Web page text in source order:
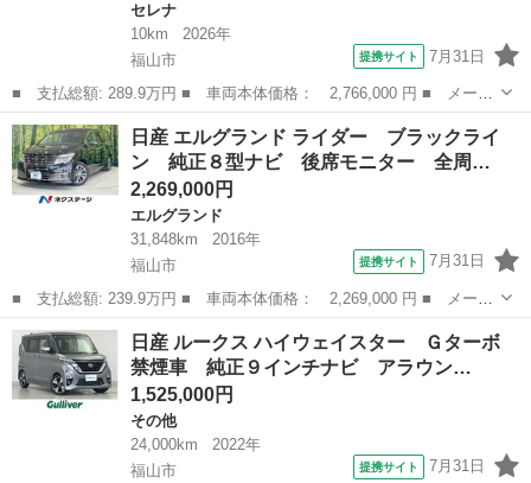
セレナ
10km
2026年
福山市
提携サイト 7月31日
■ 支払総額: 289.9万円 ■ 車両本体価格： 2,766,000 円 ■ メーカ
ー名： 日産 ■ 車種名： セレナ ■ グレード名： Ｘ 衝突軽
減 プロパイロット 禁煙車 コーナーセンサー スマートキー Ｌ
ＥＤヘッド...
広島 福山市 セレナ
日産 エルグランド ライダー ブラックライ
ン 純正８型ナビ 後席モニター 全周…
2,269,000円
エルグランド
31,848km
2016年
福山市
提携サイト 7月31日
■ 支払総額: 239.9万円 ■ 車両本体価格： 2,269,000 円 ■ メーカ
ー名： 日産 ■ 車種名： エルグランド ■ グレード名： ライダ
ー ブラックライン 純正８型ナビ 後席モニター 全周囲カメラ
両側電動...
広島 福山市 エルグランド
日産 ルークス ハイウェイスター Ｇターボ
禁煙車 純正９インチナビ アラウン…
1,525,000円
その他
24,000km
2022年
福山市
提携サイト 7月31日